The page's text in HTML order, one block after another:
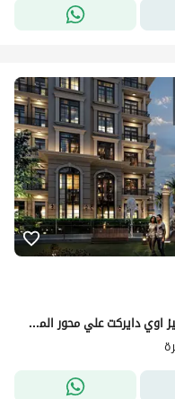
دوبلكس بخصم 40% للبيع في لوكيشن مميز اوي دايركت علي محور المطار بجوار الفندق والجامعة الانترناشونال وتاني نمره من النادي في ال R8 بالعاصمة الادارية